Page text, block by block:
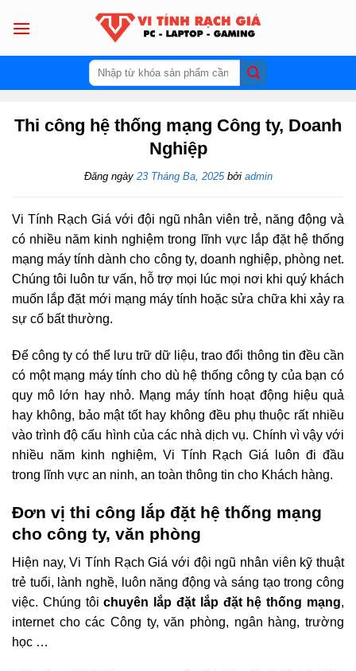
Tìm
kiếm:
Thi công hệ thống mạng Công ty, Doanh
Nghiệp
Đăng ngày 23 Tháng Ba, 2025bởi admin
Vi Tính Rạch Giá với đội ngũ nhân viên trẻ, năng động và
có nhiều năm kinh nghiệm trong lĩnh vực lắp đặt hệ thống
mạng máy tính dành cho công ty, doanh nghiệp, phòng net.
Chúng tôi luôn tư vấn, hỗ trợ mọi lúc mọi nơi khi quý khách
muốn lắp đặt mới mạng máy tính hoặc sửa chữa khi xảy ra
sự cố bất thường.
Để công ty có thể lưu trữ dữ liệu, trao đổi thông tin đều cần
có một mạng máy tính cho dù hệ thống công ty của bạn có
quy mô lớn hay nhỏ. Mạng máy tính hoạt động hiệu quả
hay không, bảo mật tốt hay không đều phụ thuộc rất nhiều
vào trình độ cấu hình của các nhà dịch vụ. Chính vì vậy với
nhiều năm kinh nghiệm, Vi Tính Rạch Giá luôn đi đầu
trong lĩnh vực an ninh, an toàn thông tin cho Khách hàng.
Đơn vị thi công lắp đặt hệ thống mạng
cho công ty, văn phòng
Hiện nay, Vi Tính Rạch Giá với đội ngũ nhân viên kỹ thuật
trẻ tuổi, lành nghề, luôn năng động và sáng tạo trong công
việc. Chúng tôichuyên lắp đặt lắp đặt hệ thống mạng,
internet cho các Công ty, văn phòng, ngân hàng, trường
học …